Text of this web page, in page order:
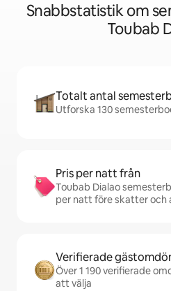
Snabbstatistik om
Toubab
Totalt antal
Utforska 130
Pris per natt från
Toubab Dialao
per natt före skatter och
Verifierade
Över 1 190 verifierade
att välja